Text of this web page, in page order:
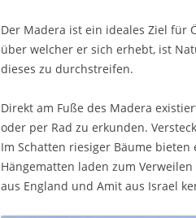
Der Madera ist ein ideales Ziel für
über welcher er sich erhebt, ist
dieses zu durchstreifen.
Direkt am Fuße des Madera
oder per Rad zu erkunden.
Im Schatten riesiger Bäume
Hängematten laden zum
aus England und Amit aus Israel